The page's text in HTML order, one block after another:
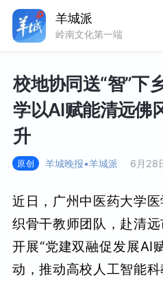
校地协同送“智”下
学以AI赋能清远佛
升
原创 羊城晚报•羊城派 6月28
近日，广州中医药大学
织骨干教师团队，赴清
开展“党建双融促发展AI
动，推动高校人工智能
羊城派
岭南文化第一端